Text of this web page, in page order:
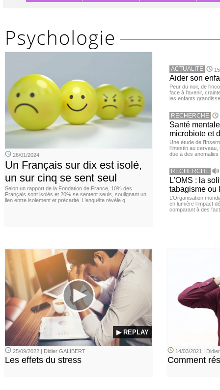
26/01/2024
Un Français sur dix est isolé,
un sur cinq se sent seul
Selon un rapport de la Fondation de France, 10% des
Français sont isolés et 20% se sentent seuls, soulignant un
lien entre isolement et précarité. L’enquête révèle q
ACTUALITE
Aider son
Peur du noir, de
face à l'avenir,
les enfants
RECHERCHE
Santé
microbiote et
Une étude de
l’intestin au
due à des
RECHERCHE
L'OMS : la
tabagisme ou
L’Organisation
en lumière l’impact
comparant à des
▶ REPLAY
25/09/2022 | Didier GALIBERT
Les effets du stress
14/03/2021 |
Comment